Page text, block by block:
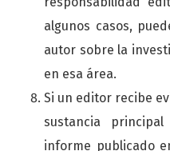
algunos casos,
autor sobre la
en esa área.
Si un editor recibe
sustancia
informe publicado